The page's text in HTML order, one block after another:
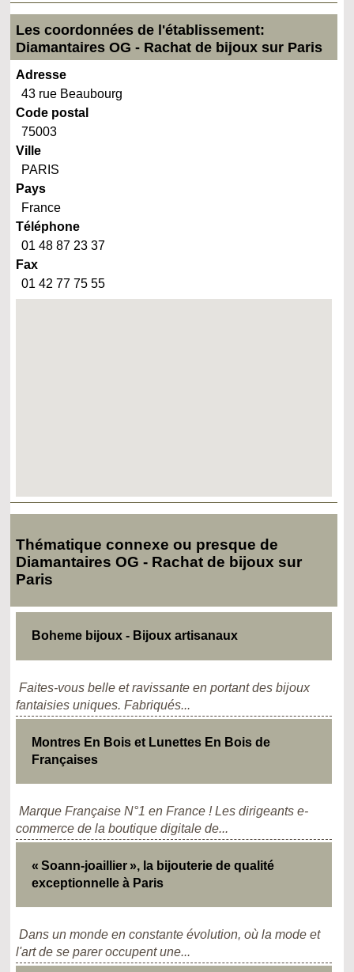
Les coordonnées de l'établissement:
Diamantaires OG - Rachat de bijoux sur Paris
Adresse
43 rue Beaubourg
Code postal
75003
Ville
PARIS
Pays
France
Téléphone
01 48 87 23 37
Fax
01 42 77 75 55
Thématique connexe ou presque de
Diamantaires OG - Rachat de bijoux sur
Paris
Boheme bijoux - Bijoux artisanaux
Faites-vous belle et ravissante en portant des bijoux
fantaisies uniques. Fabriqués...
Montres En Bois et Lunettes En Bois de
Françaises
Marque Française N°1 en France ! Les dirigeants e-
commerce de la boutique digitale de...
« Soann-joaillier », la bijouterie de qualité
exceptionnelle à Paris
Dans un monde en constante évolution, où la mode et
l'art de se parer occupent une...